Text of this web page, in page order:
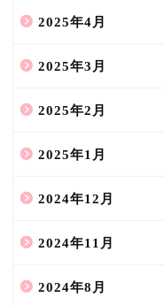
2025年4月
2025年3月
2025年2月
2025年1月
2024年12月
2024年11月
2024年8月